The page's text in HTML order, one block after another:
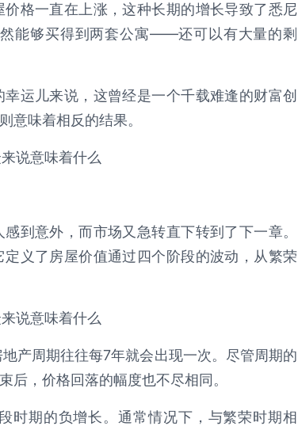
格一直在上涨，这种长期的增长导致了悉尼
能够买得到两套公寓——还可以有大量的剩
运儿来说，这曾经是一个千载难逢的财富创
意味着相反的结果。
到意外，而市场又急转直下转到了下一章。
义了房屋价值通过四个阶段的波动，从繁荣
产周期往往每7年就会出现一次。尽管周期的
后，价格回落的幅度也不尽相同。
时期的负增长。通常情况下，与繁荣时期相